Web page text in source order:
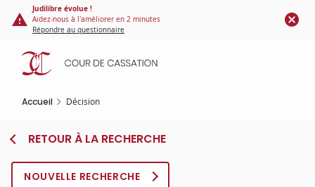
Panneau de gestion des cookies
contenu
principal
Judilibre évolue !
Aidez-nous à l'améliorer en 2 minutes
Répondre au questionnaire
Accueil Décision
RETOUR À LA RECHERCHE
NOUVELLE RECHERCHE